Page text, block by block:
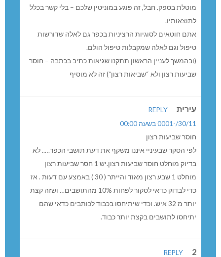
מוטלת בספק. חבל, זה פוגע במוניטין שלכם – בלי קשר בכלל
לתוצאותיו.
אתם חוטאים לסוגיות הרציניות בכפר גם לאלה שדורשות
טיפול וגם לאלה שמקבלות טיפול הולם.
(ובהמשך לעניין הראשון תתקנו שגיאות כתיב בכתבה – חוסר
שביעות רצון ולא “שביאות רצון”) זה לא מוסיף
עירית
REPLY
30/11/-0001 בשעה 00:00
חוסר שביעות רצון
לפי הסקר שבעיניי איננו משקף את דעת תושבי הכפר….. לא
בדיוק מוחלט חוסר שביעות רצון.יש 1 חסר שביעות רצון
מוחלט 1 שבע רצון מאוד והייתר ( 30 ) באמצע עם דעות . אז
כדי לבדוק כדאי לסקור לפחות 10% מהתושבים… ושזה קצת
יותר מ 32 איש. וכדי שיתיחסו בכבוד לכותבים כדאי שהם
יתיחסו לתושבים בקצת יותר כבוד.
2
REPLY